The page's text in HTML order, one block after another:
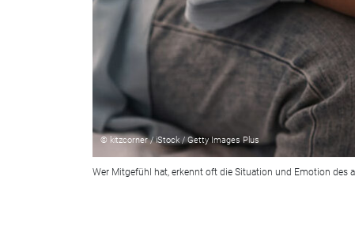
© kitzcorner / iStock / Getty Images Plus
Wer Mitgefühl hat, erkennt oft die Situation und Emotion des